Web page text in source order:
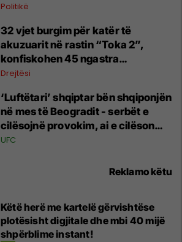
Politikë
32 vjet burgim për katër të
akuzuarit në rastin “Toka 2”,
konfiskohen 45 ngastra
kadastrale
Drejtësi
‘Luftëtari’ shqiptar bën shqiponjën
në mes të Beogradit - serbët e
cilësojnë provokim, ai e cilëson
simbol të identitetit
UFC
Reklamo këtu
Këtë herë me kartelë gërvishtëse
plotësisht digjitale dhe mbi 40 mijë
shpërblime instant!